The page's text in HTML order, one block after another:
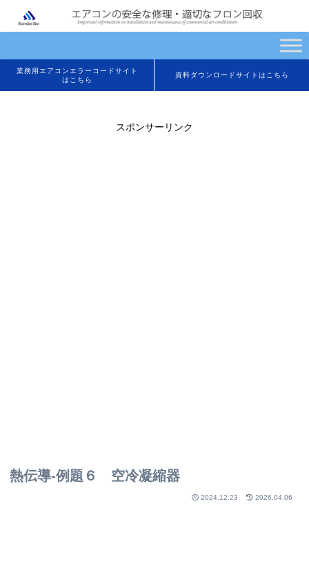
業務用エアコンエラーコードサイト
はこちら
資料ダウンロードサイトはこちら
スポンサーリンク
熱伝導-例題６ 空冷凝縮器
2024.12.23 2026.04.06